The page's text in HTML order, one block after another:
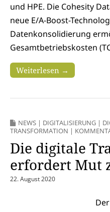
und HPE. Die Cohesity
neue E/A-Boost-
Datenkonsolidierung
Gesamtbetriebskosten
Weiterlesen →
NEWS | DIGITALISIERUNG |
TRANSFORMATION |
Die digitale
erfordert Mut
22. August 2020